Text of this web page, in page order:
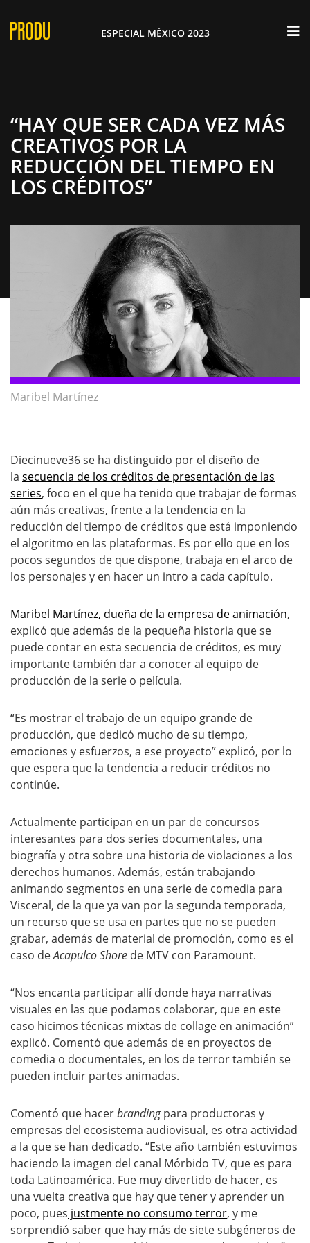
ESPECIAL MÉXICO 2023
“HAY QUE SER CADA VEZ MÁS
CREATIVOS POR LA
REDUCCIÓN DEL TIEMPO EN
LOS CRÉDITOS”
Maribel Martínez
Diecinueve36 se ha distinguido por el diseño de
la secuencia de los créditos de presentación de las
series, foco en el que ha tenido que trabajar de formas
aún más creativas, frente a la tendencia en la
reducción del tiempo de créditos que está imponiendo
el algoritmo en las plataformas. Es por ello que en los
pocos segundos de que dispone, trabaja en el arco de
los personajes y en hacer un intro a cada capítulo.
Maribel Martínez, dueña de la empresa de animación,
explicó que además de la pequeña historia que se
puede contar en esta secuencia de créditos, es muy
importante también dar a conocer al equipo de
producción de la serie o película.
“Es mostrar el trabajo de un equipo grande de
producción, que dedicó mucho de su tiempo,
emociones y esfuerzos, a ese proyecto” explicó, por lo
que espera que la tendencia a reducir créditos no
continúe.
Actualmente participan en un par de concursos
interesantes para dos series documentales, una
biografía y otra sobre una historia de violaciones a los
derechos humanos. Además, están trabajando
animando segmentos en una serie de comedia para
Visceral, de la que ya van por la segunda temporada,
un recurso que se usa en partes que no se pueden
grabar, además de material de promoción, como es el
caso deAcapulco Shore de MTV con Paramount.
“Nos encanta participar allí donde haya narrativas
visuales en las que podamos colaborar, que en este
caso hicimos técnicas mixtas de collage en animación”
explicó. Comentó que además de en proyectos de
comedia o documentales, en los de terror también se
pueden incluir partes animadas.
Comentó que hacerbrandingpara productoras y
empresas del ecosistema audiovisual, es otra actividad
a la que se han dedicado. “Este año también estuvimos
haciendo la imagen del canal Mórbido TV, que es para
toda Latinoamérica. Fue muy divertido de hacer, es
una vuelta creativa que hay que tener y aprender un
poco, pues justmente no consumo terror, y me
sorprendió saber que hay más de siete subgéneros de